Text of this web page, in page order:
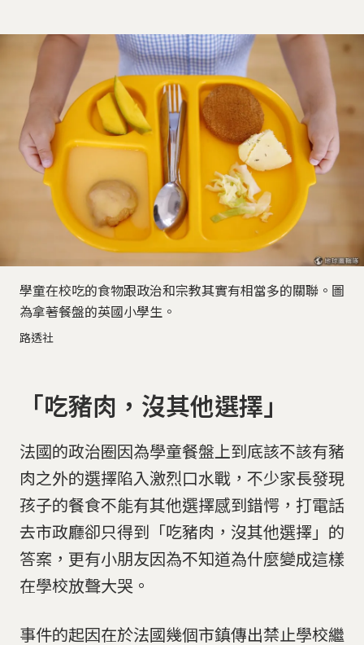
學童在校吃的食物跟政治和宗教其實有相當多的關聯。圖
為拿著餐盤的英國小學生。
路透社
「吃豬肉，沒其他選擇」
法國的政治圈因為學童餐盤上到底該不該有豬
肉之外的選擇陷入激烈口水戰，不少家長發現
孩子的餐食不能有其他選擇感到錯愕，打電話
去市政廳卻只得到「吃豬肉，沒其他選擇」的
答案，更有小朋友因為不知道為什麼變成這樣
在學校放聲大哭。
事件的起因在於法國幾個市鎮傳出禁止學校繼